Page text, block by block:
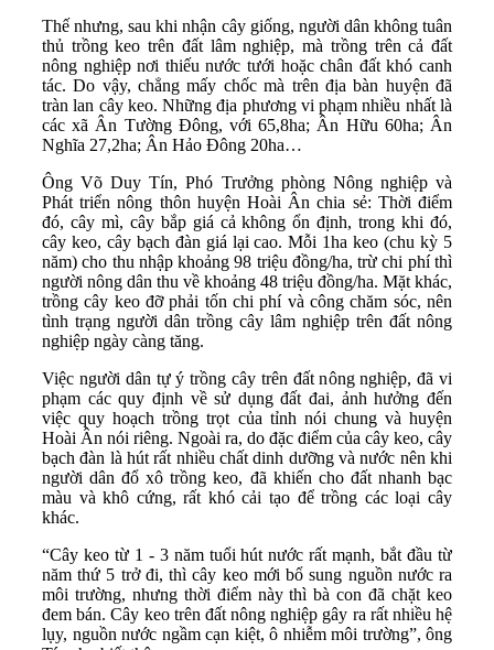
Thế nhưng, sau khi nhận cây giống, người dân không tuân
thủ trồng keo trên đất lâm nghiệp, mà trồng trên cả đất
nông nghiệp nơi thiếu nước tưới hoặc chân đất khó canh
tác. Do vậy, chẳng mấy chốc mà trên địa bàn huyện đã
tràn lan cây keo. Những địa phương vi phạm nhiều nhất là
các xã Ân Tường Đông, với 65,8ha; Ân Hữu 60ha; Ân
Nghĩa 27,2ha; Ân Hảo Đông 20ha…
Ông Võ Duy Tín, Phó Trưởng phòng Nông nghiệp và
Phát triển nông thôn huyện Hoài Ân chia sẻ: Thời điểm
đó, cây mì, cây bắp giá cả không ổn định, trong khi đó,
cây keo, cây bạch đàn giá lại cao. Mỗi 1ha keo (chu kỳ 5
năm) cho thu nhập khoảng 98 triệu đồng/ha, trừ chi phí thì
người nông dân thu về khoảng 48 triệu đồng/ha. Mặt khác,
trồng cây keo đỡ phải tốn chi phí và công chăm sóc, nên
tình trạng người dân trồng cây lâm nghiệp trên đất nông
nghiệp ngày càng tăng.
Việc người dân tự ý trồng cây trên đất nông nghiệp, đã vi
phạm các quy định về sử dụng đất đai, ảnh hưởng đến
việc quy hoạch trồng trọt của tỉnh nói chung và huyện
Hoài Ân nói riêng. Ngoài ra, do đặc điểm của cây keo, cây
bạch đàn là hút rất nhiều chất dinh dưỡng và nước nên khi
người dân đổ xô trồng keo, đã khiến cho đất nhanh bạc
màu và khô cứng, rất khó cải tạo để trồng các loại cây
khác.
“Cây keo từ 1 - 3 năm tuổi hút nước rất mạnh, bắt đầu từ
năm thứ 5 trở đi, thì cây keo mới bổ sung nguồn nước ra
môi trường, nhưng thời điểm này thì bà con đã chặt keo
đem bán. Cây keo trên đất nông nghiệp gây ra rất nhiều hệ
lụy, nguồn nước ngầm cạn kiệt, ô nhiễm môi trường”, ông